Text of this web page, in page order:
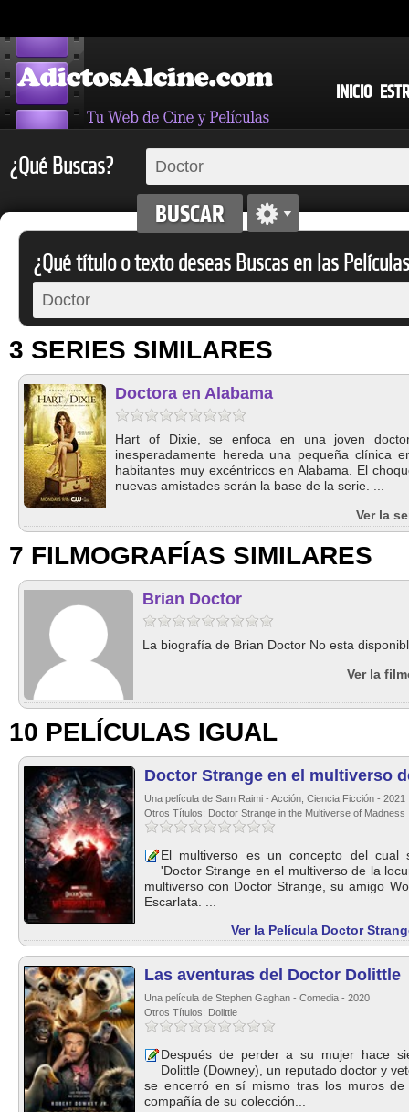
INICIO
¿Qué Buscas?
¿Qué título o texto deseas Buscas en las
3 SERIES SIMILARES
Doctora en Alabama
Hart of Dixie, se enfoca en una joven
inesperadamente hereda una pequeña clínica
habitantes muy excéntricos en Alabama. El
nuevas amistades serán la base de la serie. ...
Ver la
7 FILMOGRAFÍAS SIMILARES
Brian Doctor
La biografía de Brian Doctor No esta
Ver la
10 PELÍCULAS IGUAL
Doctor Strange en el multiverso
Una película de Sam Raimi - Acción, Ciencia Ficción - 2021
Otros Títulos: Doctor Strange in the Multiverse of Madness
El multiverso es un concepto del cual
'Doctor Strange en el multiverso de la
multiverso con Doctor Strange, su amigo
Escarlata. ...
Ver la Película Doctor
Las aventuras del Doctor Dolittle
Una película de Stephen Gaghan - Comedia - 2020
Otros Títulos: Dolittle
Después de perder a su mujer hace
Dolittle (Downey), un reputado doctor y
se encerró en sí mismo tras los muros
compañía de su colección...